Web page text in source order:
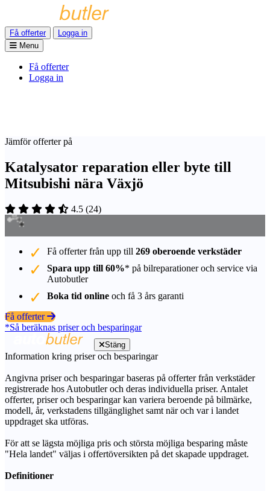
Få offerter
Logga in
Menu
Få offerter
Logga in
Jämför offerter på
Katalysator reparation eller byte till
Mitsubishi nära Växjö
4.5 (24)
Få offerter från upp till 269 oberoende verkstäder
Spara upp till 60%* på bilreparationer och service via
Autobutler
Boka tid online och få 3 års garanti
Få offerter
*Så beräknas priser och besparingar
Stäng
Information kring priser och besparingar
Angivna priser och besparingar baseras på offerter från verkstäder
registrerade hos Autobutler och deras individuella priser. Antalet
offerter, priser och besparingar kan variera beroende på bilmärke,
modell, år, verkstadens tillgänglighet samt när och var i landet
uppdraget ska utföras.
För att se lägsta möjliga pris och största möjliga besparing måste
"Hela landet" väljas i offertöversikten på det skapade uppdraget.
Definitioner